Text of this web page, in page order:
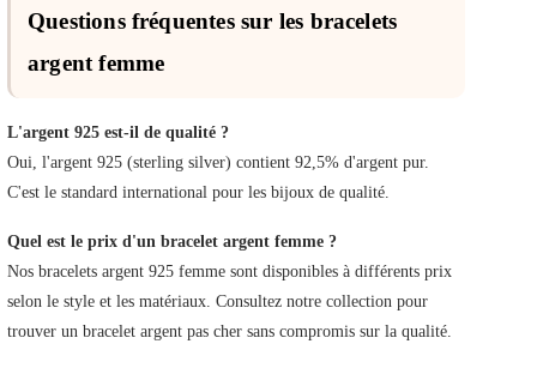
Questions fréquentes sur les bracelets
argent femme
L'argent 925 est-il de qualité ?
Oui, l'argent 925 (sterling silver) contient 92,5% d'argent pur.
C'est le standard international pour les bijoux de qualité.
Quel est le prix d'un bracelet argent femme ?
Nos bracelets argent 925 femme sont disponibles à différents prix
selon le style et les matériaux. Consultez notre collection pour
trouver un bracelet argent pas cher sans compromis sur la qualité.